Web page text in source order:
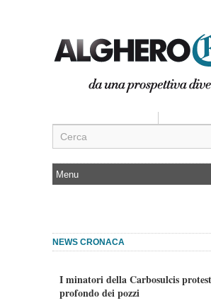
NEWS CRONACA
I minatori della Carbosulcis
profondo dei pozzi